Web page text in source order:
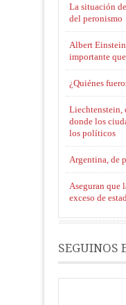
La situación
del peronismo
Albert
importante
¿Quiénes
Liechtenstein,
donde los
los políticos
Argentina, de
Aseguran que
exceso de
SEGUINOS